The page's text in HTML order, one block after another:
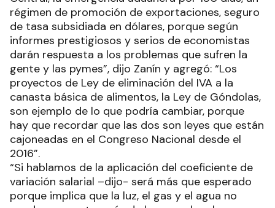
régimen de promoción de exportaciones, seguro
de tasa subsidiada en dólares, porque según
informes prestigiosos y serios de economistas
darán respuesta a los problemas que sufren la
gente y las pymes”, dijo Zanín y agregó: “Los
proyectos de Ley de eliminación del IVA a la
canasta básica de alimentos, la Ley de Góndolas,
son ejemplo de lo que podría cambiar, porque
hay que recordar que las dos son leyes que están
cajoneadas en el Congreso Nacional desde el
2016”.
“Si hablamos de la aplicación del coeficiente de
variación salarial –dijo- será más que esperado
porque implica que la luz, el gas y el agua no